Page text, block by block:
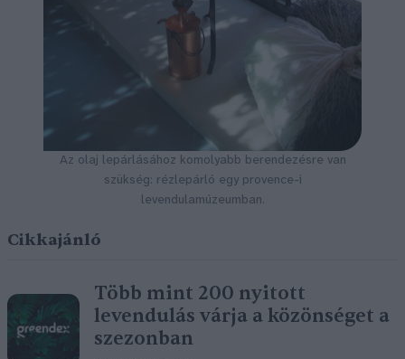
Az olaj lepárlásához komolyabb berendezésre van
szükség: rézlepárló egy provence-i
levendulamúzeumban.
Cikkajánló
Több mint 200 nyitott
levendulás várja a közönséget a
szezonban